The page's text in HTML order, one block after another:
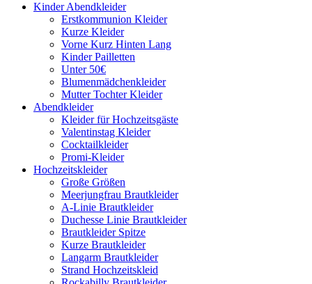
Kinder Abendkleider
Erstkommunion Kleider
Kurze Kleider
Vorne Kurz Hinten Lang
Kinder Pailletten
Unter 50€
Blumenmädchenkleider
Mutter Tochter Kleider
Abendkleider
Kleider für Hochzeitsgäste
Valentinstag Kleider
Cocktailkleider
Promi-Kleider
Hochzeitskleider
Große Größen
Meerjungfrau Brautkleider
A-Linie Brautkleider
Duchesse Linie Brautkleider
Brautkleider Spitze
Kurze Brautkleider
Langarm Brautkleider
Strand Hochzeitskleid